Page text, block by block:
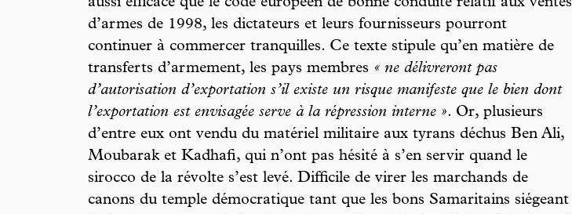
aussi efficace que le code européen de bonne conduite relatif aux ventes
d’armes de 1998, les dictateurs et leurs fournisseurs pourront
continuer à commercer tranquilles. Ce texte stipule qu’en matière de
transferts d’armement, les pays membres « ne délivreront pas
d’autorisation d’exportation s’il existe un risque manifeste que le bien dont
l’exportation est envisagée serve à la répression interne ». Or, plusieurs
d’entre eux ont vendu du matériel militaire aux tyrans déchus Ben Ali,
Moubarak et Kadhafi, qui n’ont pas hésité à s’en servir quand le
sirocco de la révolte s’est levé. Difficile de virer les marchands de
canons du temple démocratique tant que les bons Samaritains siégeant